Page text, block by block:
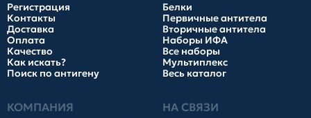
Регистрация
Контакты
Доставка
Оплата
Качество
Как искать?
Поиск по антигену
Белки
Первичные антитела
Вторичные антитела
Наборы ИФА
Все наборы
Мультиплекс
Весь каталог
КОМПАНИЯ НА СВЯЗИ